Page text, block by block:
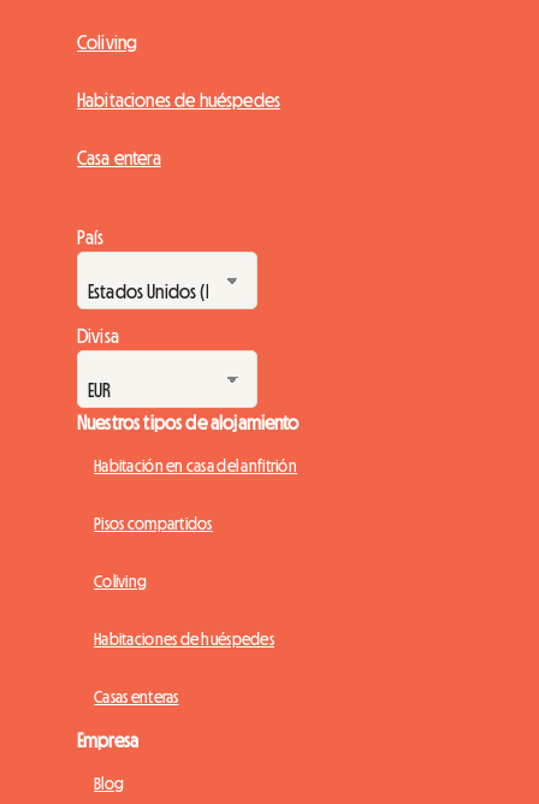
Coliving
Habitaciones de huéspedes
Casa entera
País
Divisa
Nuestros tipos de alojamiento
Habitación en casa del anfitrión
Pisos compartidos
Coliving
Habitaciones de huéspedes
Casas enteras
Empresa
Blog